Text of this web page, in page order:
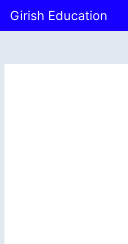
content
Girish Education